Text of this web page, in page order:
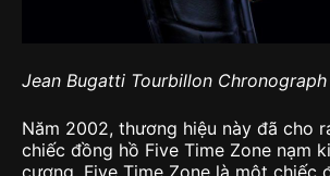
Jean Bugatti Tourbillon Chronograph
Năm 2002, thương hiệu này đã cho
chiếc đồng hồ Five Time Zone nạm